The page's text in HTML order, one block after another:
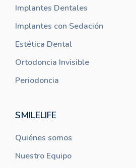
Implantes Dentales
Implantes con Sedación
Estética Dental
Ortodoncia Invisible
Periodoncia
SMILELIFE
Quiénes somos
Nuestro Equipo